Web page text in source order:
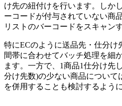
け先の紐付けを行います。しか
ーコードが付与されていない商
リストのバーコードをスキャン
特にECのように送品先・仕分け
間帯に合わせてバッチ処理を細
ます。一方で、1商品1仕分け先
分け先数)の少ない商品について
を併用することも検討するよう